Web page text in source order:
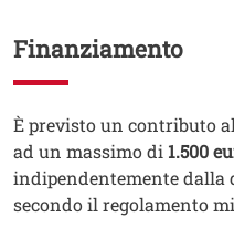
Finanziamento
Testo
È previsto un contributo
ad un massimo di 1.500
indipendentemente dalla
secondo il regolamento